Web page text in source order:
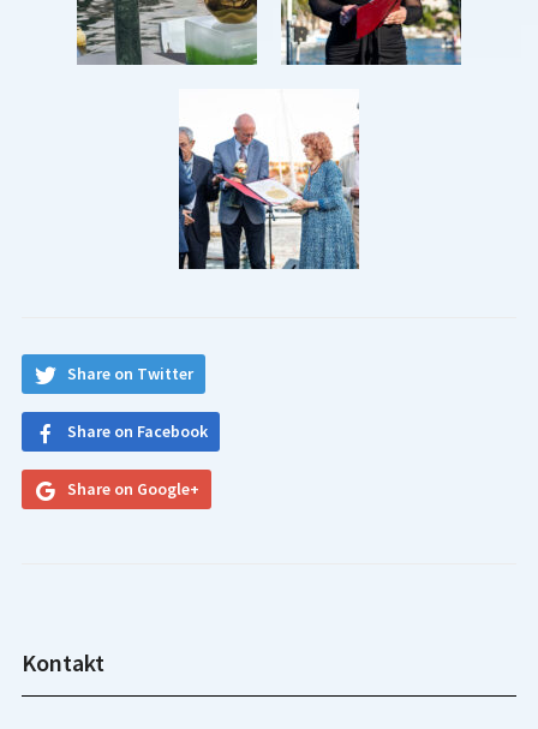
Share on Twitter
Share on Facebook
Share on Google+
Kontakt